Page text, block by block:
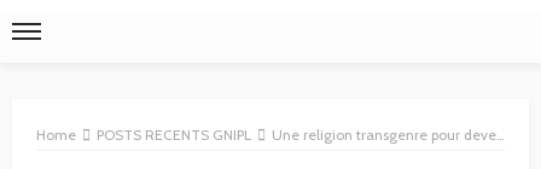
Home POSTS RECENTS GNIPL Une religion transgenre pour devenir heureux ?